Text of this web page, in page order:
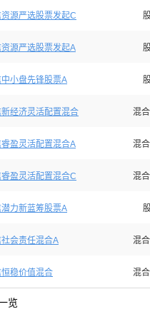
资源严选股票发起C
资源严选股票发起A
中小盘先锋股票A
新经济灵活配置混合 混
睿盈灵活配置混合A 混
睿盈灵活配置混合C 混
潜力新蓝筹股票A
社会责任混合A 混
恒稳价值混合 混
览